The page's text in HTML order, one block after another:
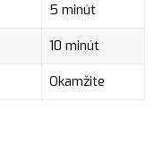
5 minút
10 minút
Okamžite